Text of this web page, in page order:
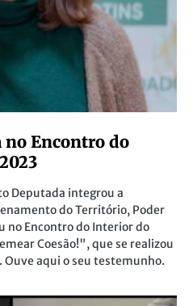
Encontro do
Deputada integrou a
do Território, Poder
no Encontro do Interior do
Coesão!", que se realizou
Ouve aqui o seu testemunho.